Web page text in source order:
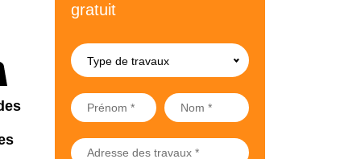
gratuit
Type de travaux